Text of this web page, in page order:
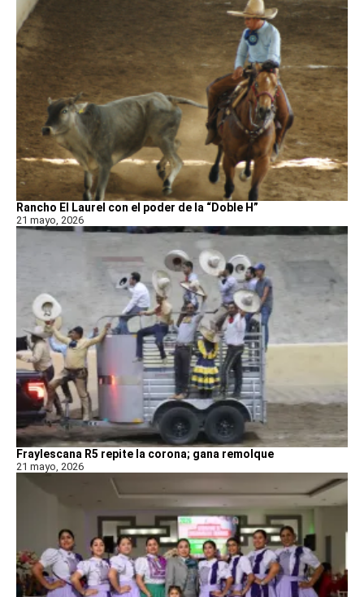
Rancho El Laurel con el poder de la “Doble H”
21 mayo, 2026
Fraylescana R5 repite la corona; gana remolque
21 mayo, 2026